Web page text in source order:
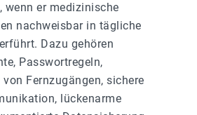
wenn er medizinische
nachweisbar in tägliche
Dazu gehören
Passwortregeln,
Fernzugängen, sichere
lückenarme